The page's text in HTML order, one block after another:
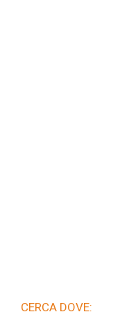
CERCA DOVE: